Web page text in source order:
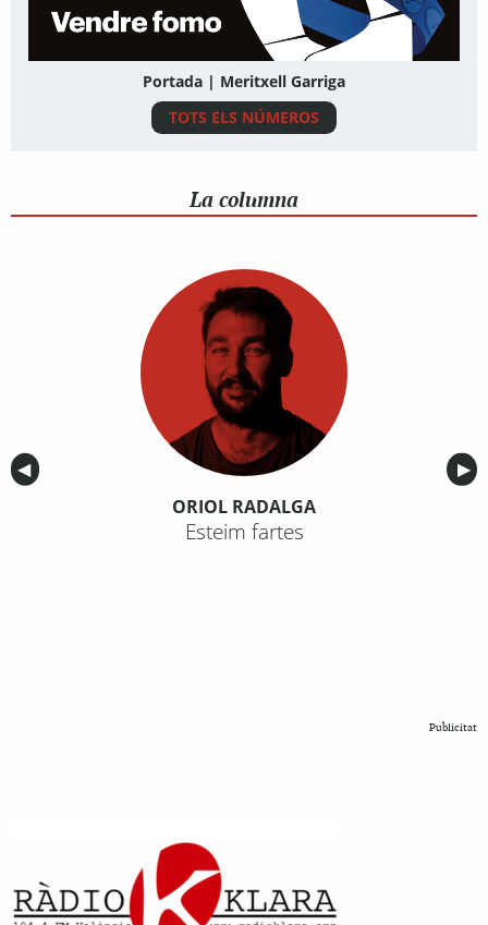
Portada | Meritxell Garriga
TOTS ELS NÚMEROS
La columna
Anterior
◀︎ ▶︎
ORIOL RADALGA
Esteim fartes
Publicitat